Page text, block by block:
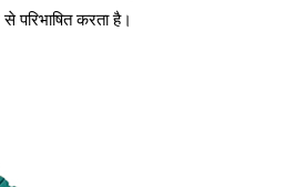
परिभाषित करता है।